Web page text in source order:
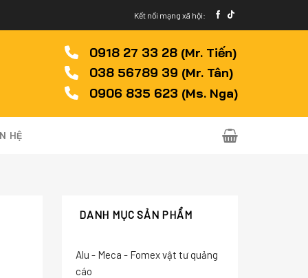
Kết nối mạng xã hội:
0918 27 33 28 (Mr. Tiến)
038 56789 39 (Mr. Tân)
0906 835 623 (Ms. Nga)
HỆ
DANH MỤC SẢN PHẨM
Alu - Meca - Fomex vật tư quảng
cáo